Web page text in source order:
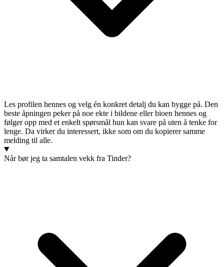
Les profilen hennes og velg én konkret detalj du kan bygge på. Den
beste åpningen peker på noe ekte i bildene eller bioen hennes og
følger opp med et enkelt spørsmål hun kan svare på uten å tenke for
lenge. Da virker du interessert, ikke som om du kopierer samme
melding til alle.
Når bør jeg ta samtalen vekk fra Tinder?